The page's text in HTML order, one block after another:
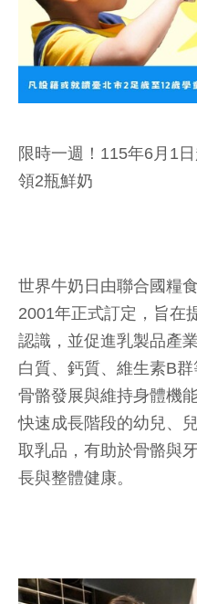
限時一週！115年6月1
領2瓶鮮奶
世界牛奶日由聯合國糧
2001年正式訂定，旨在
認識，並促進乳製品產
白質、鈣質、維生素B
骨骼發展與維持身體機
快速成長階段的幼兒、
取乳品，有助於骨骼與
長與整體健康。